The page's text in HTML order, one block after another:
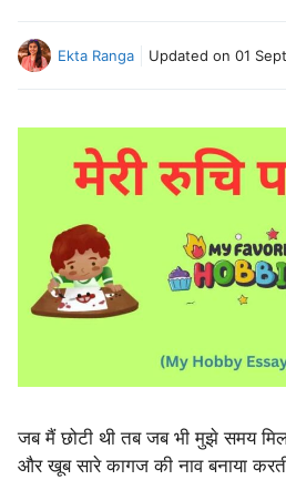
Ekta Ranga Updated on 01
जब मैं छोटी थी तब जब भी मुझे समय
और खूब सारे कागज की नाव बनाया